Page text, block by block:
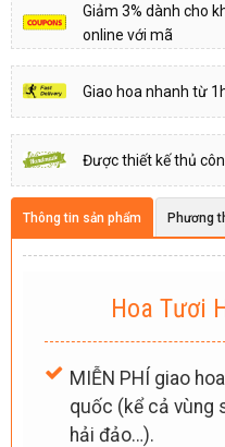
Giảm 3% dành cho
online với mã
Giao hoa nhanh từ
Được thiết kế thủ
Thông tin sản phẩm Phương
Hoa Tươi
MIỄN PHÍ giao
quốc (kể cả vùng
hải đảo…).